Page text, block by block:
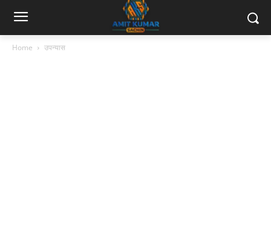
Home उपन्यास